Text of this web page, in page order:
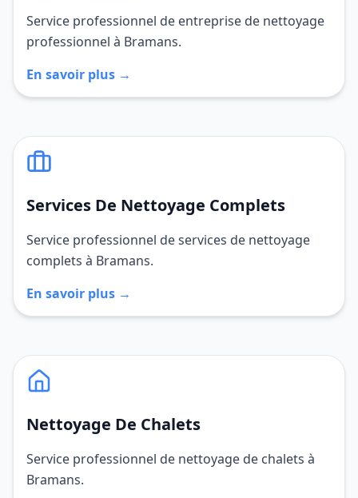
Service professionnel de entreprise de nettoyage
professionnel à Bramans.
En savoir plus →
Services De Nettoyage Complets
Service professionnel de services de nettoyage
complets à Bramans.
En savoir plus →
Nettoyage De Chalets
Service professionnel de nettoyage de chalets à
Bramans.